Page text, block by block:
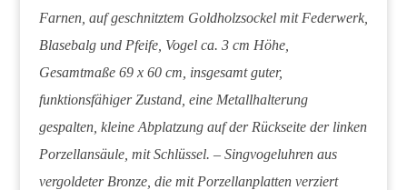
Farnen, auf geschnitztem Goldholzsockel mit Federwerk,
Blasebalg und Pfeife, Vogel ca. 3 cm Höhe,
Gesamtmaße 69 x 60 cm, insgesamt guter,
funktionsfähiger Zustand, eine Metallhalterung
gespalten, kleine Abplatzung auf der Rückseite der linken
Porzellansäule, mit Schlüssel. – Singvogeluhren aus
vergoldeter Bronze, die mit Porzellanplatten verziert